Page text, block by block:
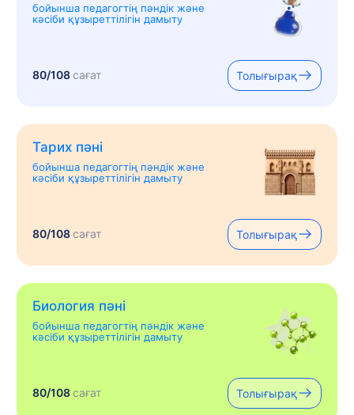
бойынша педагогтің пәндік және
кәсіби құзыреттілігін дамыту
80/108сағат Толығырақ
Тарих пәні
бойынша педагогтің пәндік және
кәсіби құзыреттілігін дамыту
80/108сағат Толығырақ
Биология пәні
бойынша педагогтің пәндік және
кәсіби құзыреттілігін дамыту
80/108сағат Толығырақ